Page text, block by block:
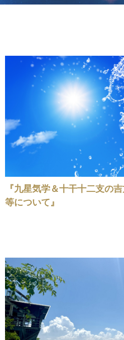
『九星気学＆十干十二支の
等について』